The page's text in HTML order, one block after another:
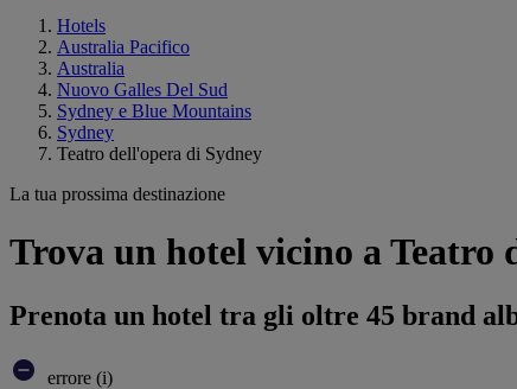
Hotels
Australia Pacifico
Australia
Nuovo Galles Del Sud
Sydney e Blue Mountains
Sydney
Teatro dell'opera di Sydney
La tua prossima destinazione
Trova un hotel vicino a Teatro
Prenota un hotel tra gli oltre 45 brand
errore (i)